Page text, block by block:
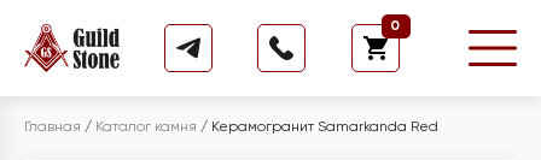
0
Главная / Каталог камня / Керамогранит Samarkanda Red